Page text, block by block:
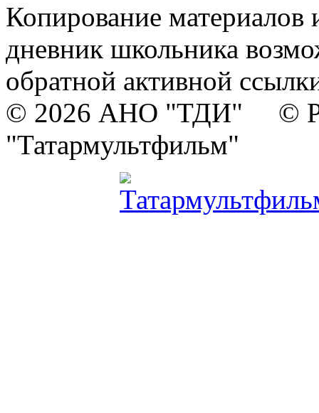
Копирование материалов
дневник школьника
обратной активной
© 2026 АНО "ТДИ" ©
"Татармультфильм"